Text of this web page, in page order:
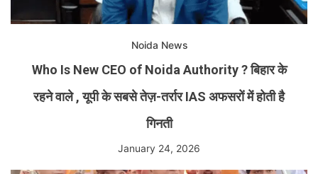
Noida News
Who Is New CEO of Noida Authority ? बिहार के
रहने वाले , यूपी के सबसे तेज़-तर्रार IAS अफसरों में होती है
गिनती
January 24, 2026